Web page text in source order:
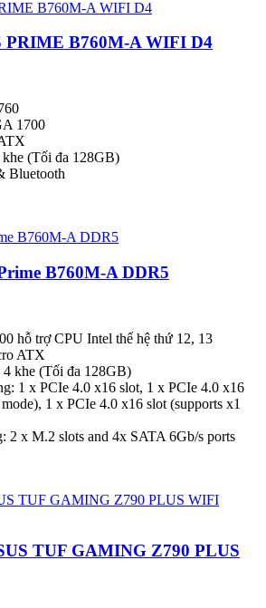
PRIME B760M-A WIFI D4
1700
(Tối đa 128GB)
Bluetooth
B760M-A DDR5
hỗ trợ CPU Intel thế hệ thứ 12, 13
ATX
khe (Tối đa 128GB)
1 x PCIe 4.0 x16 slot, 1 x PCIe 4.0 x16
1 x PCIe 4.0 x16 slot (supports x1
2 x M.2 slots and 4x SATA 6Gb/s ports
TUF GAMING Z790 PLUS